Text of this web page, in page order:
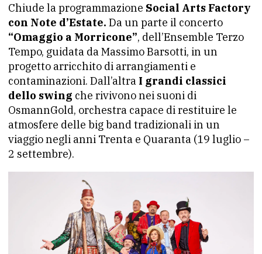
Chiude la programmazione Social Arts Factory
con Note d’Estate. Da un parte il concerto
“Omaggio a Morricone”, dell’Ensemble Terzo
Tempo, guidata da Massimo Barsotti, in un
progetto arricchito di arrangiamenti e
contaminazioni. Dall’altra I grandi classici
dello swing che rivivono nei suoni di
OsmannGold, orchestra capace di restituire le
atmosfere delle big band tradizionali in un
viaggio negli anni Trenta e Quaranta (19 luglio –
2 settembre).